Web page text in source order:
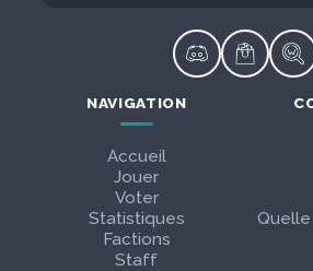
NAVIGATION
Accueil
Jouer
Voter
Statistiques
Factions
Staff